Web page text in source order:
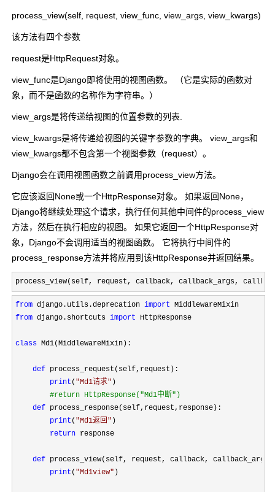
process_view(self, request, view_func, view_args, view_kwargs)
该方法有四个参数
request是HttpRequest对象。
view_func是Django即将使用的视图函数。 （它是实际的函数对
象，而不是函数的名称作为字符串。）
view_args是将传递给视图的位置参数的列表.
view_kwargs是将传递给视图的关键字参数的字典。 view_args和
view_kwargs都不包含第一个视图参数（request）。
Django会在调用视图函数之前调用process_view方法。
它应该返回None或一个HttpResponse对象。 如果返回None，
Django将继续处理这个请求，执行任何其他中间件的process_view
方法，然后在执行相应的视图。 如果它返回一个HttpResponse对
象，Django不会调用适当的视图函数。 它将执行中间件的
process_response方法并将应用到该HttpResponse并返回结果。
process_view(self, request, callback, callback_args,
from django.utils.deprecation import
from django.shortcuts import HttpResponse
class Md1(MiddlewareMixin):
def process_request(self,request):
print ( "Md1请求" )
#return HttpResponse("Md1中断")
def process_response(self,request,response):
print ( "Md1返回 " )
return response
def process_view(self, request, callback, callback_args,
print ( "Md1view" )